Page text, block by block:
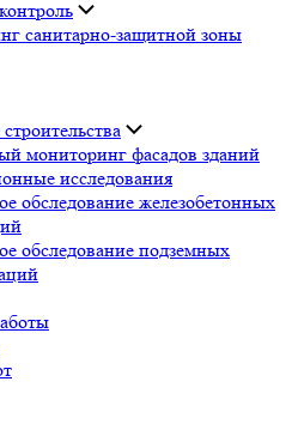
санитарно-защитной зоны
мониторинг фасадов зданий
исследования
обследование железобетонных
обследование подземных